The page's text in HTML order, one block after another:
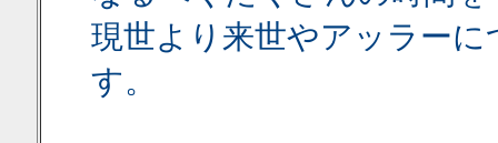
現世より来世やアッラー
す。